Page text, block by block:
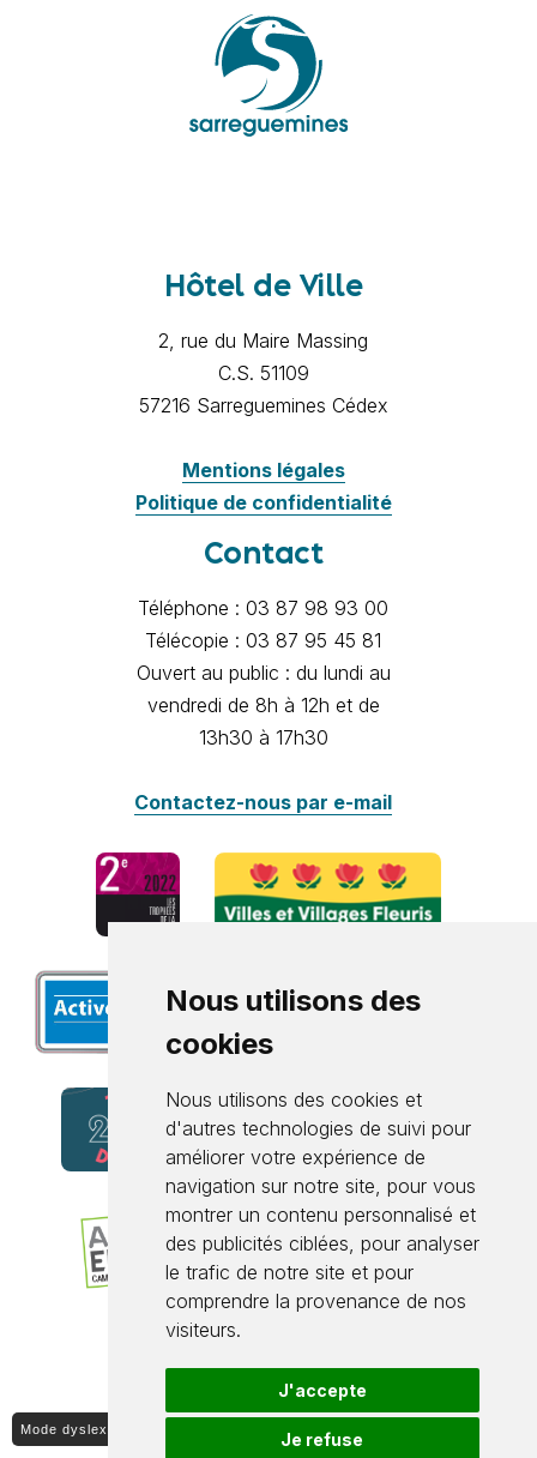
Nous utilisons des
cookies
Nous utilisons des cookies et
d'autres technologies de suivi pour
améliorer votre expérience de
navigation sur notre site, pour vous
montrer un contenu personnalisé et
des publicités ciblées, pour analyser
le trafic de notre site et pour
comprendre la provenance de nos
visiteurs.
J'accepte
Je refuse
Hôtel de Ville
2, rue du Maire Massing
C.S. 51109
57216 Sarreguemines Cédex
Mentions légales
Politique de confidentialité
Contact
Téléphone : 03 87 98 93 00
Télécopie : 03 87 95 45 81
Ouvert au public : du lundi au
vendredi de 8h à 12h et de
13h30 à 17h30
Contactez-nous par e-mail
Mode dyslexique ON / OFF